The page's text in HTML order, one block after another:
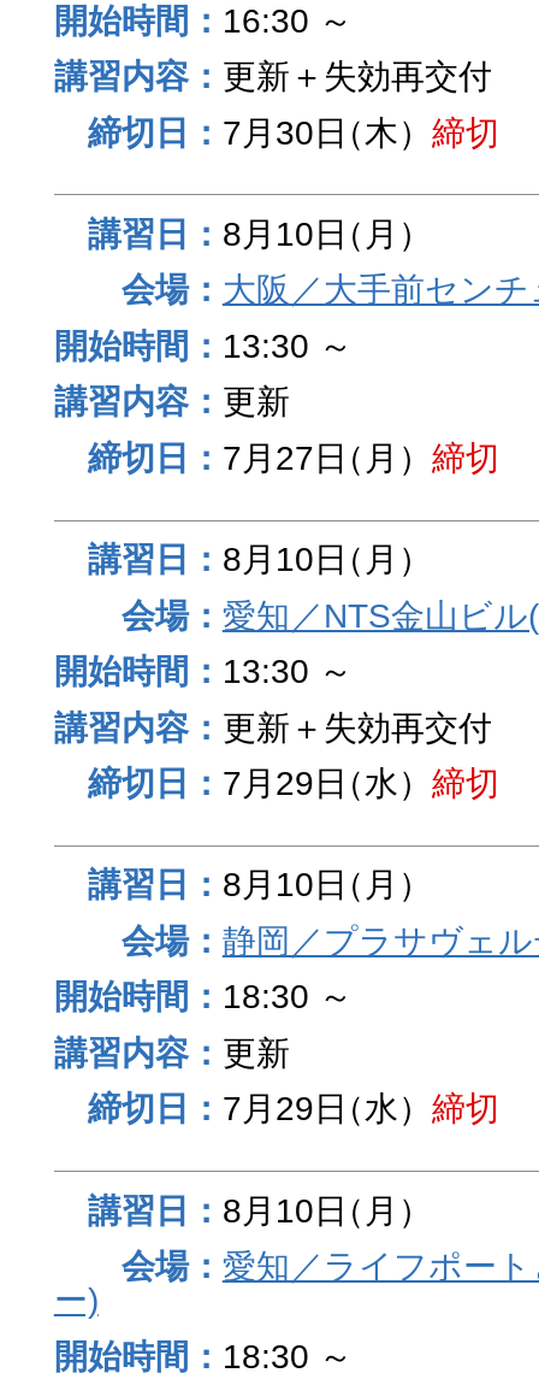
16:30 ～
更新＋失効再交付
7月30日（木） 締切
8月10日（月）
大阪／大手前セン
13:30 ～
更新
7月27日（月） 締切
8月10日（月）
愛知／NTS金山ビ
13:30 ～
更新＋失効再交付
7月29日（水） 締切
8月10日（月）
静岡／プラサヴェ
18:30 ～
更新
7月29日（水） 締切
8月10日（月）
愛知／ライフポー
ー)
18:30 ～